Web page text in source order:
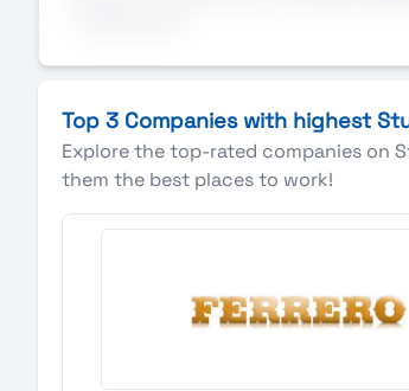
Top 3 Companies with highest
Explore the top-rated companies on
them the best places to work!